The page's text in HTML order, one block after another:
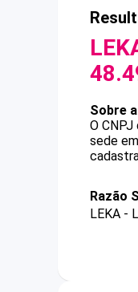
Sobre
O CNPJ
sede
Razão
LEKA -